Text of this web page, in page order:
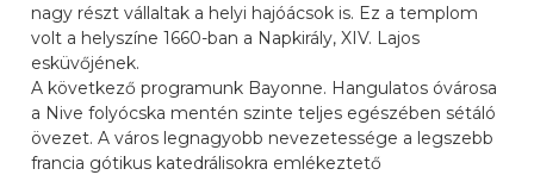
nagy részt vállaltak a helyi hajóácsok is. Ez a templom
volt a helyszíne 1660-ban a Napkirály, XIV. Lajos
esküvőjének.
A következő programunk Bayonne. Hangulatos óvárosa
a Nive folyócska mentén szinte teljes egészében sétáló
övezet. A város legnagyobb nevezetessége a legszebb
francia gótikus katedrálisokra emlékeztető